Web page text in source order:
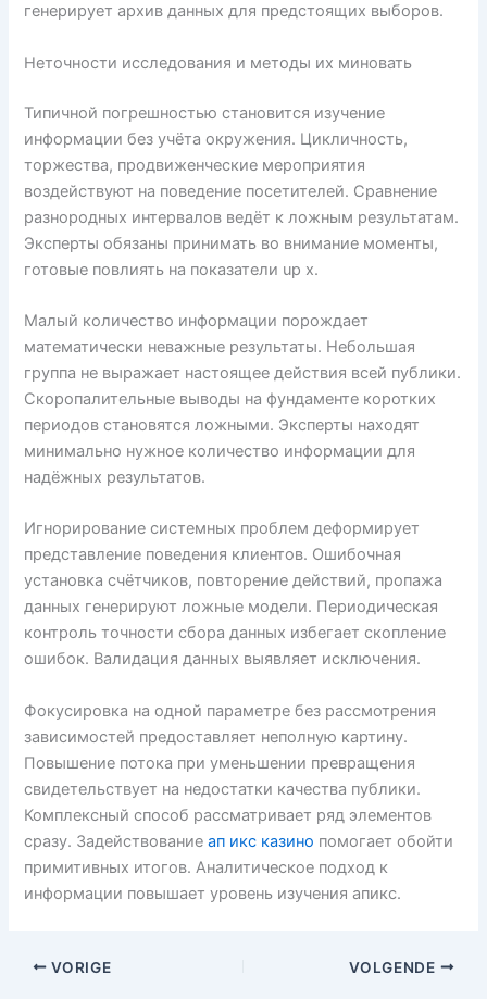
генерирует архив данных для предстоящих выборов.
Неточности исследования и методы их миновать
Типичной погрешностью становится изучение
информации без учёта окружения. Цикличность,
торжества, продвиженческие мероприятия
воздействуют на поведение посетителей. Сравнение
разнородных интервалов ведёт к ложным результатам.
Эксперты обязаны принимать во внимание моменты,
готовые повлиять на показатели up x.
Малый количество информации порождает
математически неважные результаты. Небольшая
группа не выражает настоящее действия всей публики.
Скоропалительные выводы на фундаменте коротких
периодов становятся ложными. Эксперты находят
минимально нужное количество информации для
надёжных результатов.
Игнорирование системных проблем деформирует
представление поведения клиентов. Ошибочная
установка счётчиков, повторение действий, пропажа
данных генерируют ложные модели. Периодическая
контроль точности сбора данных избегает скопление
ошибок. Валидация данных выявляет исключения.
Фокусировка на одной параметре без рассмотрения
зависимостей предоставляет неполную картину.
Повышение потока при уменьшении превращения
свидетельствует на недостатки качества публики.
Комплексный способ рассматривает ряд элементов
сразу. Задействованиеап икс казино помогает обойти
примитивных итогов. Аналитическое подход к
информации повышает уровень изучения апикс.
VORIGE VOLGENDE